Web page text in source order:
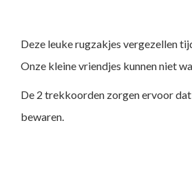
Deze leuke rugzakjes vergezellen
Onze kleine vriendjes kunnen niet
De 2 trekkoorden zorgen ervoor
bewaren.